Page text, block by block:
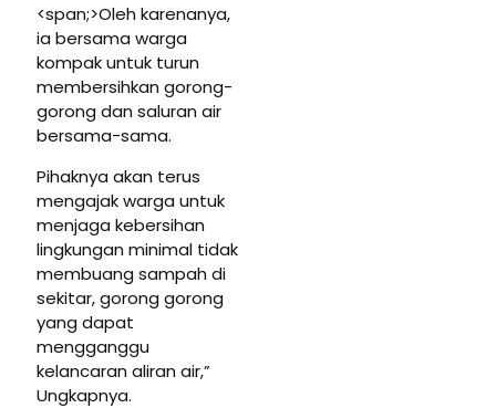
<span;>Oleh karenanya,
ia bersama warga
kompak untuk turun
membersihkan gorong-
gorong dan saluran air
bersama-sama.
Pihaknya akan terus
mengajak warga untuk
menjaga kebersihan
lingkungan minimal tidak
membuang sampah di
sekitar, gorong gorong
yang dapat
mengganggu
kelancaran aliran air,”
Ungkapnya.